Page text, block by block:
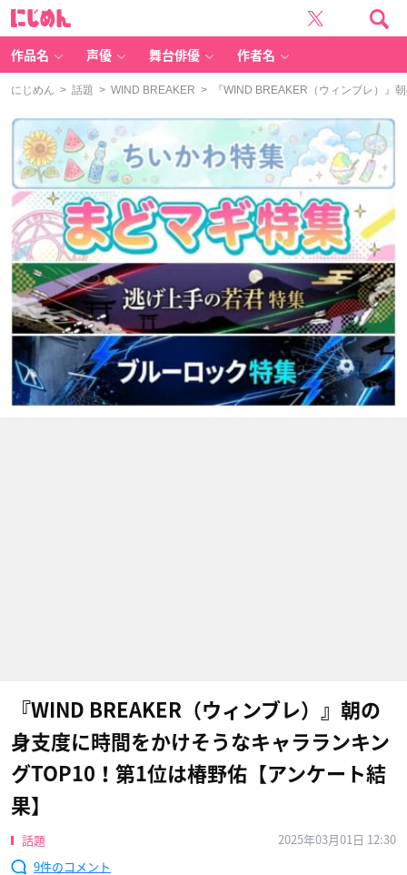
作品名 声優 舞台俳優 作者名
にじめん > 話題 > WIND BREAKER > 『WIND BREAKER（ウィンブレ）』
『WIND BREAKER（ウィンブレ）』朝の
身支度に時間をかけそうなキャラランキン
グTOP10！第1位は椿野佑【アンケート結
果】
話題
2025年03月01日 12:30
9